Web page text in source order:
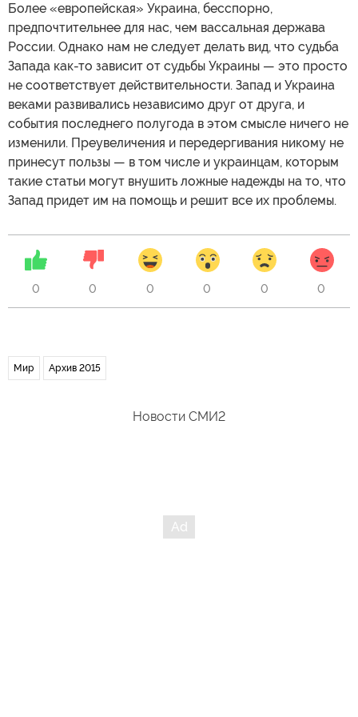
Более «европейская» Украина, бесспорно,
предпочтительнее для нас, чем вассальная держава
России. Однако нам не следует делать вид, что судьба
Запада как-то зависит от судьбы Украины — это просто
не соответствует действительности. Запад и Украина
веками развивались независимо друг от друга, и
события последнего полугода в этом смысле ничего не
изменили. Преувеличения и передергивания никому не
принесут пользы — в том числе и украинцам, которым
такие статьи могут внушить ложные надежды на то, что
Запад придет им на помощь и решит все их проблемы.
0 0 0 0 0 0
Мир Архив 2015
Новости СМИ2